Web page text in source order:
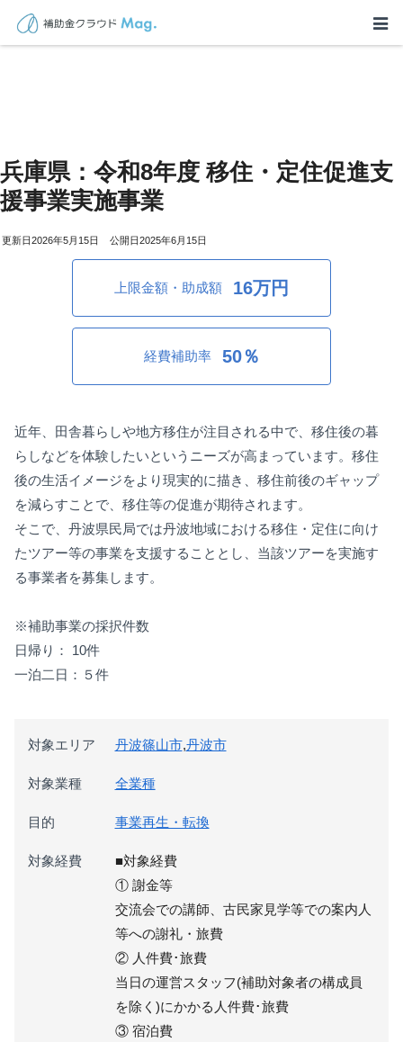
兵庫県：令和8年度 移住・定住促進支
援事業実施事業
2026年5月15日 2025年6月15日
上限金額・助成額 16万円
経費補助率 50％
近年、田舎暮らしや地方移住が注目される中で、移住後の暮
らしなどを体験したいというニーズが高まっています。移住
後の生活イメージをより現実的に描き、移住前後のギャップ
を減らすことで、移住等の促進が期待されます。
そこで、丹波県民局では丹波地域における移住・定住に向け
たツアー等の事業を支援することとし、当該ツアーを実施す
る事業者を募集します。
※補助事業の採択件数
日帰り： 10件
一泊二日：５件
対象エリア 丹波篠山市,丹波市
対象業種 全業種
目的 事業再生・転換
対象経費
■対象経費
① 謝金等
交流会での講師、古民家見学等での案内人
等への謝礼・旅費
② 人件費･旅費
当日の運営スタッフ(補助対象者の構成員
を除く)にかかる人件費･旅費
③ 宿泊費